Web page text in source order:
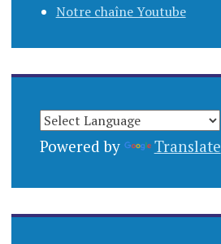
Notre chaîne Youtube
Powered by Translate